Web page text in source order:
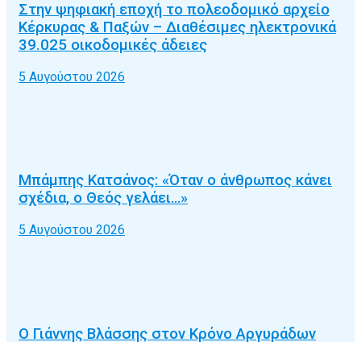
Στην ψηφιακή εποχή το πολεοδομικό αρχείο
Κέρκυρας & Παξών – Διαθέσιμες ηλεκτρονικά
39.025 οικοδομικές άδειες
5 Αυγούστου 2026
Μπάμπης Κατσάνος: «Όταν ο άνθρωπος κάνει
σχέδια, ο Θεός γελάει…»
5 Αυγούστου 2026
Ο Γιάννης Βλάσσης στον Κρόνο Αργυράδων